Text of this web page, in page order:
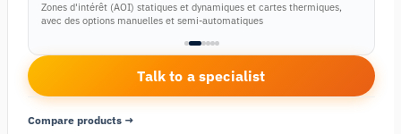
Zones d'intérêt (AOI) statiques et dynamiques et cartes thermiques,
avec des options manuelles et semi-automatiques
Talk to a specialist
Compare products →